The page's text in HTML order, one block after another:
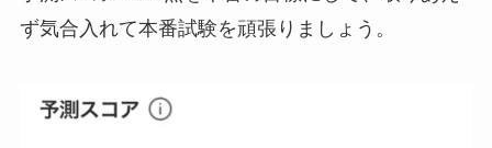
ず気合入れて本番試験を頑張りましょう。